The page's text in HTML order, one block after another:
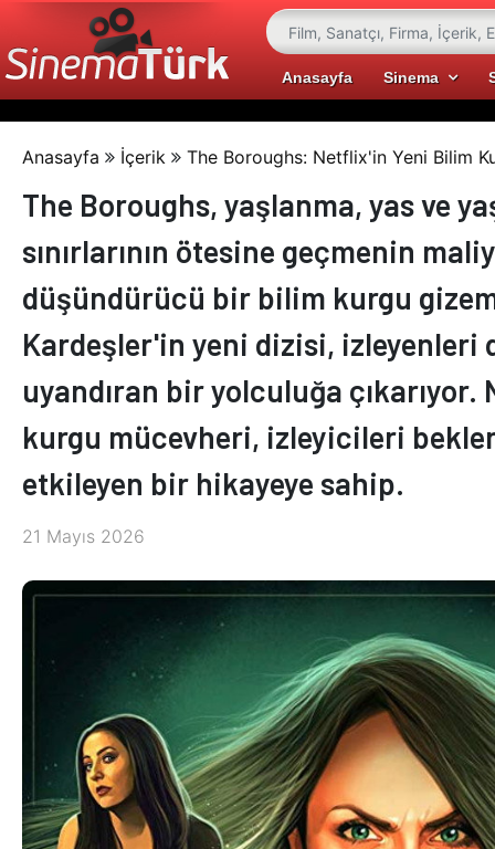
Anasayfa Sinema
Anasayfa İçerik The Boroughs: Netflix'in Yeni Bilim
The Boroughs, yaşlanma, yas ve
sınırlarının ötesine geçmenin
düşündürücü bir bilim kurgu
Kardeşler'in yeni dizisi, izleyenleri
uyandıran bir yolculuğa
kurgu mücevheri, izleyicileri
etkileyen bir hikayeye sahip.
21 Mayıs 2026